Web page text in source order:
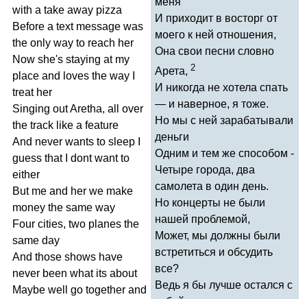
with a take away pizza
Before a text message was
the only way to reach her
Now she's staying at my
place and loves the way
treat her
Singing outAretha, all
over
the track like a feature
And never wants to sleep
guess that dont want to
either
But me and her we make
money the same way
Four cities, two planes the
same day
And those shows have
never been what its about
Maybe well go together and
И приходит в восторг от
моего к ней отношения,
Она свои песни словно
Арета, 2
И никогда не хотела спать
— и наверное, я тоже.
Но мы с ней зарабатывали
деньги
Одним и тем же способом -
Четыре города, два
самолета в один день.
Но концерты не были
нашей проблемой,
Может, мы должны были
встретиться и обсудить
все?
Ведь я бы лучше остался с